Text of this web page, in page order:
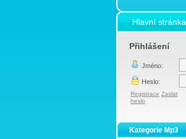
Hlavní stránka
Přihlášení
Jméno:
Heslo:
Registrace Zaslat
heslo
Kategorie Mp3